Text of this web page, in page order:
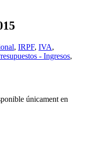
, IRPF, IVA,
- Ingresos,
únicament en